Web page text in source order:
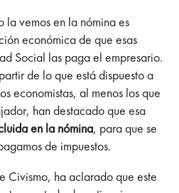
la vemos en la nómina es
económica de que esas
Social las paga el empresario.
de lo que está dispuesto a
economistas, al menos los que
han destacado que esa
en la nómina, para que se
de impuestos.
Civismo, ha aclarado que este